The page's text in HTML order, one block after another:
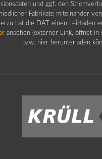
und ggf. den
Fabrikate miteinander
hat die DAT einen Leitfaden
ansehen (externer Link, öffnet in
bzw. hier herunterladen